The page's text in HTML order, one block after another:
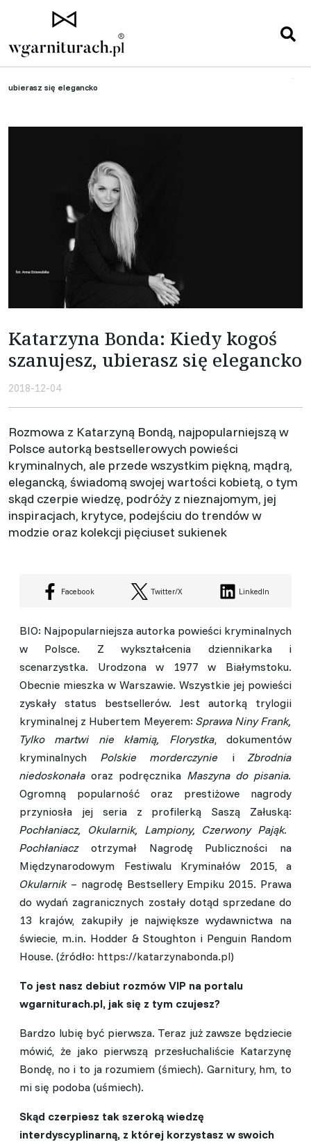
ubierasz się elegancko
Katarzyna Bonda: Kiedy kogoś
szanujesz, ubierasz się elegancko
2018-12-04
Rozmowa z Katarzyną Bondą, najpopularniejszą w
Polsce autorką bestsellerowych powieści
kryminalnych, ale przede wszystkim piękną, mądrą,
elegancką, świadomą swojej wartości kobietą, o tym
skąd czerpie wiedzę, podróży z nieznajomym, jej
inspiracjach, krytyce, podejściu do trendów w
modzie oraz kolekcji pięciuset sukienek
Facebook Twitter/X LinkedIn
BIO: Najpopularniejsza autorka powieści kryminalnych
w Polsce. Z wykształcenia dziennikarka i
scenarzystka. Urodzona w 1977 w Białymstoku.
Obecnie mieszka w Warszawie. Wszystkie jej powieści
zyskały status bestsellerów. Jest autorką trylogii
kryminalnej z Hubertem Meyerem: Sprawa Niny Frank,
Tylko martwi nie kłamią, Florystka, dokumentów
kryminalnych Polskie morderczynie i Zbrodnia
niedoskonała oraz podręcznika Maszyna do pisania.
Ogromną popularność oraz prestiżowe nagrody
przyniosła jej seria z profilerką Saszą Załuską:
Pochłaniacz, Okularnik, Lampiony, Czerwony Pająk.
Pochłaniaczotrzymał Nagrodę Publiczności na
Międzynarodowym Festiwalu Kryminałów 2015, a
Okularnik– nagrodę Bestsellery Empiku 2015. Prawa
do wydań zagranicznych zostały dotąd sprzedane do
13 krajów, zakupiły je największe wydawnictwa na
świecie, m.in. Hodder & Stoughton i Penguin Random
House. (źródło: https://katarzynabonda.pl)
To jest nasz debiut rozmów VIP na portalu
wgarniturach.pl, jak się z tym czujesz?
Bardzo lubię być pierwsza. Teraz już zawsze będziecie
mówić, że jako pierwszą przesłuchaliście Katarzynę
Bondę, no i to ja rozumiem (śmiech). Garnitury, hm, to
mi się podoba (uśmiech).
Skąd czerpiesz tak szeroką wiedzę
interdyscyplinarną, z której korzystasz w swoich